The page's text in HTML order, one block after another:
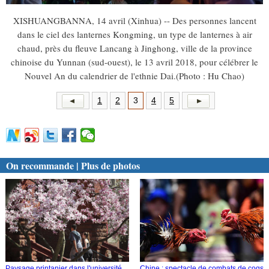
XISHUANGBANNA, 14 avril (Xinhua) -- Des personnes lancent
dans le ciel des lanternes Kongming, un type de lanternes à air
chaud, près du fleuve Lancang à Jinghong, ville de la province
chinoise du Yunnan (sud-ouest), le 13 avril 2018, pour célébrer le
Nouvel An du calendrier de l'ethnie Dai.(Photo : Hu Chao)
1 2 3 4 5
On recommande | Plus de photos